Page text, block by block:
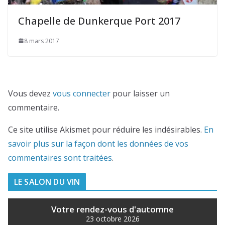
Chapelle de Dunkerque Port 2017
8 mars 2017
Vous devez vous connecter pour laisser un
commentaire.
Ce site utilise Akismet pour réduire les indésirables. En
savoir plus sur la façon dont les données de vos
commentaires sont traitées.
LE SALON DU VIN
Votre rendez-vous d'automne
23 octobre 2026